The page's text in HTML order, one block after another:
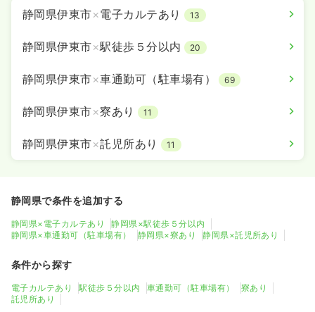
静岡県伊東市×電子カルテあり 13
静岡県伊東市×駅徒歩５分以内 20
静岡県伊東市×車通勤可（駐車場有） 69
静岡県伊東市×寮あり 11
静岡県伊東市×託児所あり 11
静岡県で条件を追加する
静岡県×電子カルテあり
静岡県×駅徒歩５分以内
静岡県×車通勤可（駐車場有）
静岡県×寮あり 静岡県×託児所あり
条件から探す
電子カルテあり 駅徒歩５分以内 車通勤可（駐車場有）
寮あり
託児所あり